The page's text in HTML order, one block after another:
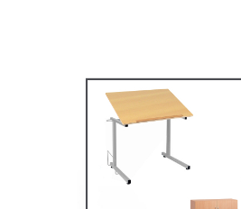
Mobilier secondaire /
supérieur
MOBILIER SCOLAIRE